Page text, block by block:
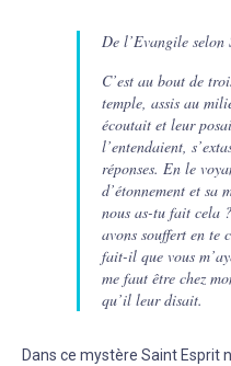
De l’Evangile
C’est au bout de
temple, assis au
écoutait et leur
l’entendaient,
réponses. En le
d’étonnement et
nous as-tu fait cela
avons souffert en
fait-il que vous
me faut être chez
qu’il leur disait.
Dans ce mystère Saint Esprit